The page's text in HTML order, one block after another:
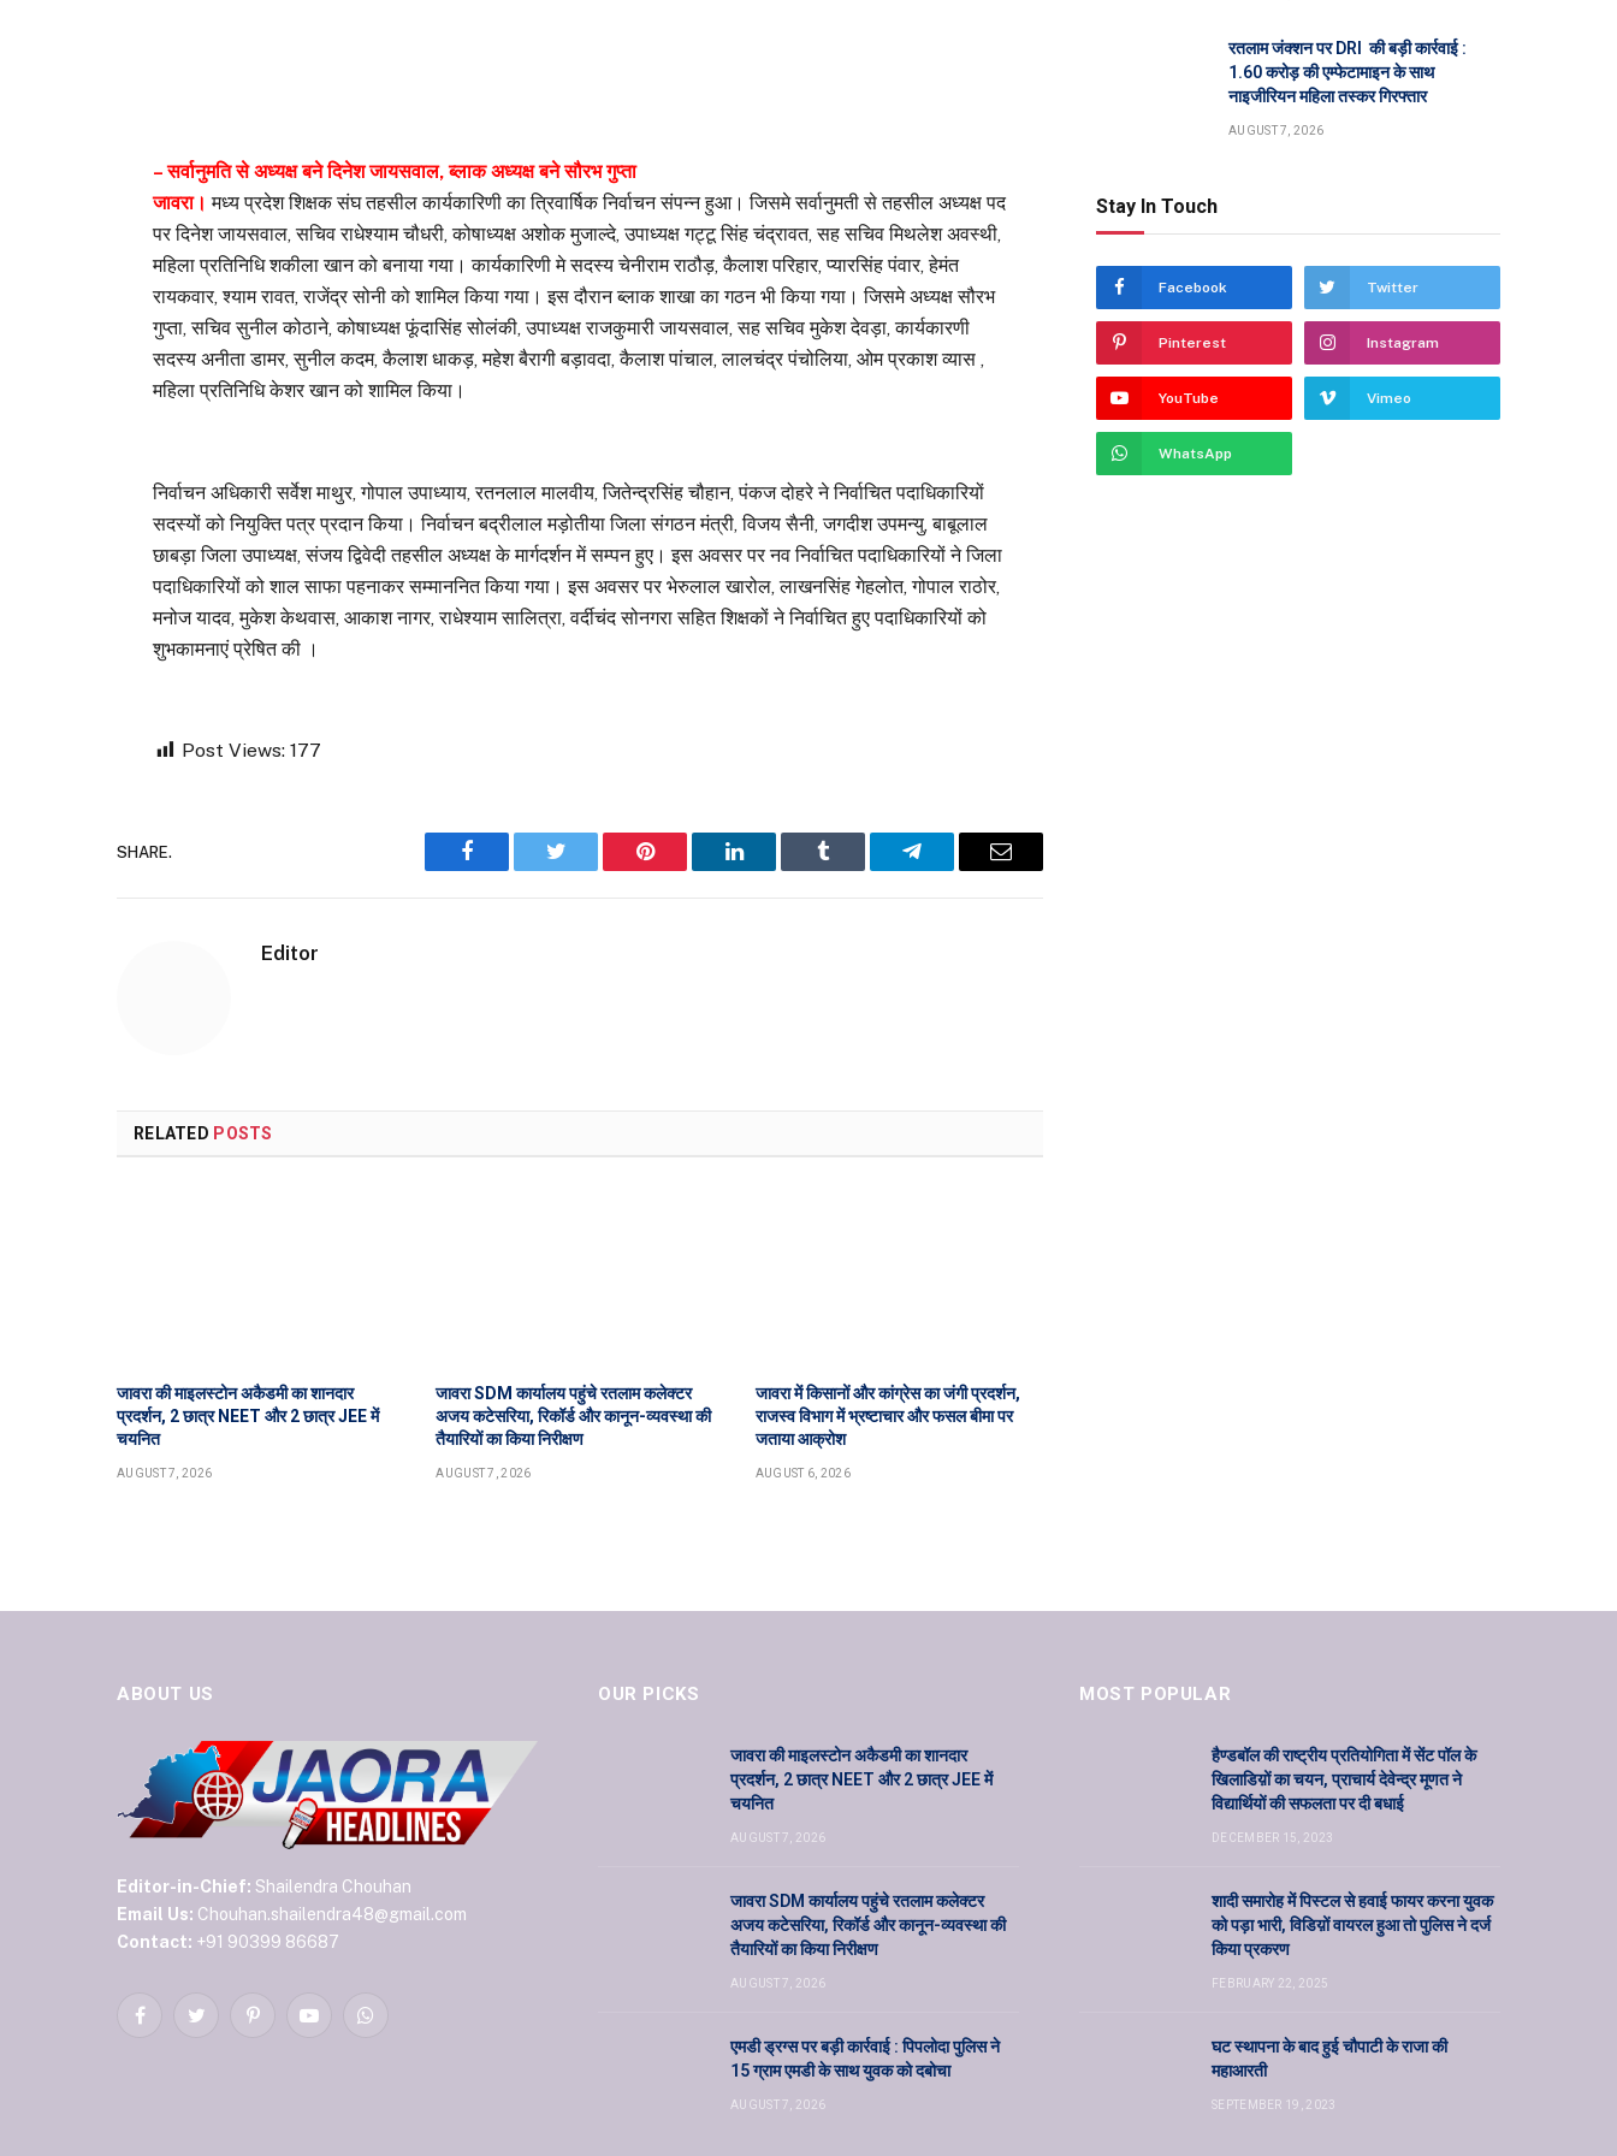
– सर्वानुमति से अध्यक्ष बने दिनेश जायसवाल, ब्लाक अध्यक्ष बने सौरभ गुप्ता
जावरा। मध्य प्रदेश शिक्षक संघ तहसील कार्यकारिणी का त्रिवार्षिक निर्वाचन संपन्न हुआ। जिसमे सर्वानुमती से तहसील अध्यक्ष पद
पर दिनेश जायसवाल, सचिव राधेश्याम चौधरी, कोषाध्यक्ष अशोक मुजाल्दे, उपाध्यक्ष गट्टू सिंह चंद्रावत, सह सचिव मिथलेश अवस्थी,
महिला प्रतिनिधि शकीला खान को बनाया गया। कार्यकारिणी मे सदस्य चेनीराम राठौड़, कैलाश परिहार, प्यारसिंह पंवार, हेमंत
रायकवार, श्याम रावत, राजेंद्र सोनी को शामिल किया गया। इस दौरान ब्लाक शाखा का गठन भी किया गया। जिसमे अध्यक्ष सौरभ
गुप्ता, सचिव सुनील कोठाने, कोषाध्यक्ष फूंदासिंह सोलंकी, उपाध्यक्ष राजकुमारी जायसवाल, सह सचिव मुकेश देवड़ा, कार्यकारणी
सदस्य अनीता डामर, सुनील कदम, कैलाश धाकड़, महेश बैरागी बड़ावदा, कैलाश पांचाल, लालचंद्र पंचोलिया, ओम प्रकाश व्यास ,
महिला प्रतिनिधि केशर खान को शामिल किया।
निर्वाचन अधिकारी सर्वेश माथुर, गोपाल उपाध्याय, रतनलाल मालवीय, जितेन्द्रसिंह चौहान, पंकज दोहरे ने निर्वाचित पदाधिकारियों
सदस्यों को नियुक्ति पत्र प्रदान किया। निर्वाचन बद्रीलाल मड़ोतीया जिला संगठन मंत्री, विजय सैनी, जगदीश उपमन्यु, बाबूलाल
छाबड़ा जिला उपाध्यक्ष, संजय द्विवेदी तहसील अध्यक्ष के मार्गदर्शन में सम्पन हुए। इस अवसर पर नव निर्वाचित पदाधिकारियों ने जिला
पदाधिकारियों को शाल साफा पहनाकर सम्माननित किया गया। इस अवसर पर भेरुलाल खारोल, लाखनसिंह गेहलोत, गोपाल राठोर,
मनोज यादव, मुकेश केथवास, आकाश नागर, राधेश्याम सालित्रा, वर्दीचंद सोनगरा सहित शिक्षकों ने निर्वाचित हुए पदाधिकारियों को
शुभकामनाएं प्रेषित की ।
Post Views: 177
SHARE.
Facebook Twitter Pinterest LinkedIn Tumblr Telegram Email
Editor
RELATED POSTS
जावरा की माइलस्टोन अकैडमी का शानदार
प्रदर्शन, 2 छात्र NEET और 2 छात्र JEE में
चयनित
AUGUST 7, 2026
जावरा SDM कार्यालय पहुंचे रतलाम कलेक्टर
अजय कटेसरिया, रिकॉर्ड और कानून-व्यवस्था की
तैयारियों का किया निरीक्षण
AUGUST 7, 2026
जावरा में किसानों और कांग्रेस का जंगी प्रदर्शन,
राजस्व विभाग में भ्रष्टाचार और फसल बीमा पर
जताया आक्रोश
AUGUST 6, 2026
रतलाम जंक्शन पर DRI की बड़ी कार्रवाई :
1.60 करोड़ की एम्फेटामाइन के साथ
नाइजीरियन महिला तस्कर गिरफ्तार
AUGUST 7, 2026
Stay In Touch
Facebook Twitter
Pinterest Instagram
YouTube Vimeo
WhatsApp
ABOUT US
Editor-in-Chief: Shailendra Chouhan
Email Us: Chouhan.shailendra48@gmail.com
Contact: +91 90399 86687
FacebookTwitterPinterestYouTubeWhatsApp
OUR PICKS
जावरा की माइलस्टोन अकैडमी का शानदार
प्रदर्शन, 2 छात्र NEET और 2 छात्र JEE में
चयनित
AUGUST 7, 2026
जावरा SDM कार्यालय पहुंचे रतलाम कलेक्टर
अजय कटेसरिया, रिकॉर्ड और कानून-व्यवस्था की
तैयारियों का किया निरीक्षण
AUGUST 7, 2026
एमडी ड्रग्स पर बड़ी कार्रवाई : पिपलोदा पुलिस ने
15 ग्राम एमडी के साथ युवक को दबोचा
AUGUST 7, 2026
MOST POPULAR
हैण्डबॉल की राष्ट्रीय प्रतियोगिता में सेंट पॉल के
खिलाडिय़ों का चयन, प्राचार्य देवेन्द्र मूणत ने
विद्यार्थियों की सफलता पर दी बधाई
DECEMBER 15, 2023
शादी समारोह में पिस्टल से हवाई फायर करना युवक
को पड़ा भारी, विडिय़ों वायरल हुआ तो पुलिस ने दर्ज
किया प्रकरण
FEBRUARY 22, 2025
घट स्थापना के बाद हुई चौपाटी के राजा की
महाआरती
SEPTEMBER 19, 2023